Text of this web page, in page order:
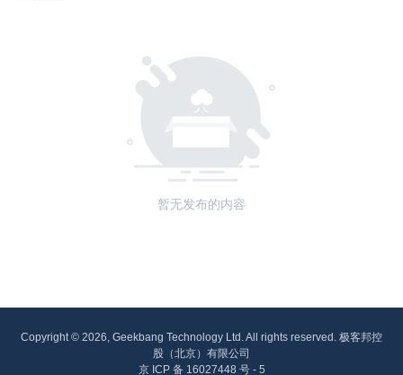
暂无发布的内容
Copyright © 2026, Geekbang Technology Ltd. All rights reserved. 极客邦控
股（北京）有限公司
京 ICP 备 16027448 号 - 5